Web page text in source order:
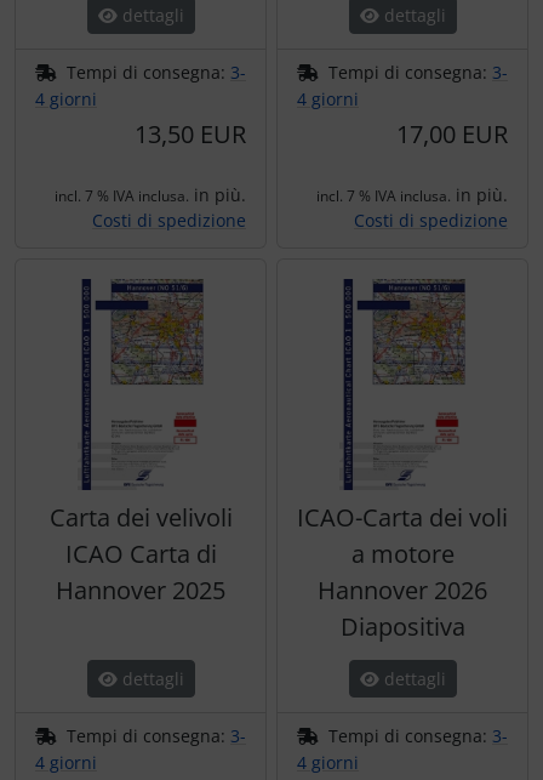
dettagli
Tempi di consegna: 3-
4 giorni
13,50 EUR
incl. 7 % IVA inclusa. in più.
Costi di spedizione
dettagli
Tempi di consegna: 3-
4 giorni
17,00 EUR
incl. 7 % IVA inclusa. in più.
Costi di spedizione
Carta dei velivoli
ICAO Carta di
Hannover 2025
dettagli
Tempi di consegna: 3-
4 giorni
ICAO-Carta dei voli
a motore
Hannover 2026
Diapositiva
dettagli
Tempi di consegna: 3-
4 giorni